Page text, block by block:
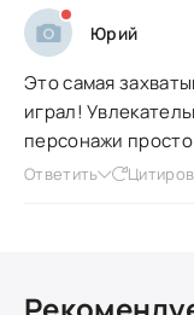
Юрий
Это самая
играл!
персонажи
Ответить